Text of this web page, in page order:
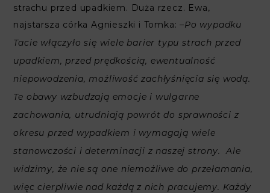
strachu przed upadkiem. Duża rzecz. Ewa,
najstarsza córka Agnieszki i Tomka: –Po wypadku
Tacie włączyło się wiele barier typu strach przed
upadkiem, przed prędkością, ewentualność
niepowodzenia, możliwość zachłyśnięcia się wodą.
Te obawy wzbudzają emocje i wulgarne
zachowania, utrudniają powrót do sprawności z
okresu przed wypadkiem i wymagają wiele
stanowczości i determinacji z naszej strony. Ale
widzimy, że nie są one niemożliwe do przełamania,
więc cierpliwie nad każdą z nich pracujemy. Każdy